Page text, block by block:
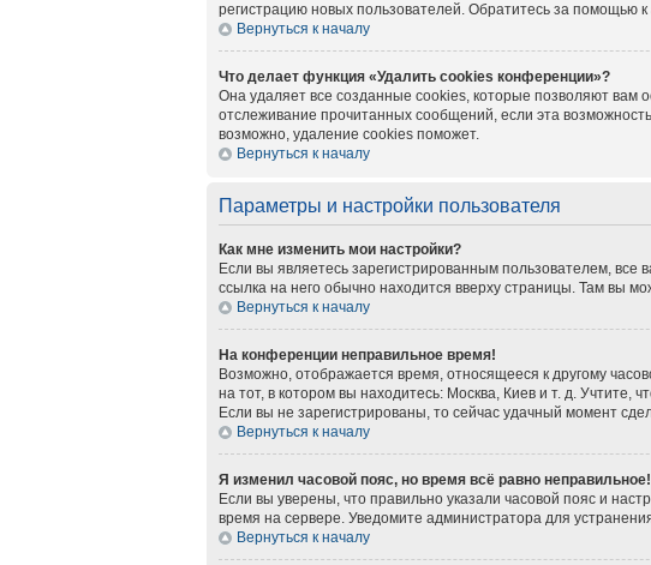
регистрацию новых пользователей. Обратитесь за помощью
Вернуться к началу
Что делает функция «Удалить cookies конференции»?
Она удаляет все созданные cookies, которые позволяют вам
отслеживание прочитанных сообщений, если эта
возможно, удаление cookies поможет.
Вернуться к началу
Параметры и настройки пользователя
Как мне изменить мои настройки?
Если вы являетесь зарегистрированным пользователем,
ссылка на него обычно находится вверху страницы. Там вы
Вернуться к началу
На конференции неправильное время!
Возможно, отображается время, относящееся к другому
на тот, в котором вы находитесь: Москва, Киев и т. д. Учтите,
Если вы не зарегистрированы, то сейчас удачный момент
Вернуться к началу
Я изменил часовой пояс, но время всё равно неправильное!
Если вы уверены, что правильно указали часовой пояс и
время на сервере. Уведомите администратора для
Вернуться к началу